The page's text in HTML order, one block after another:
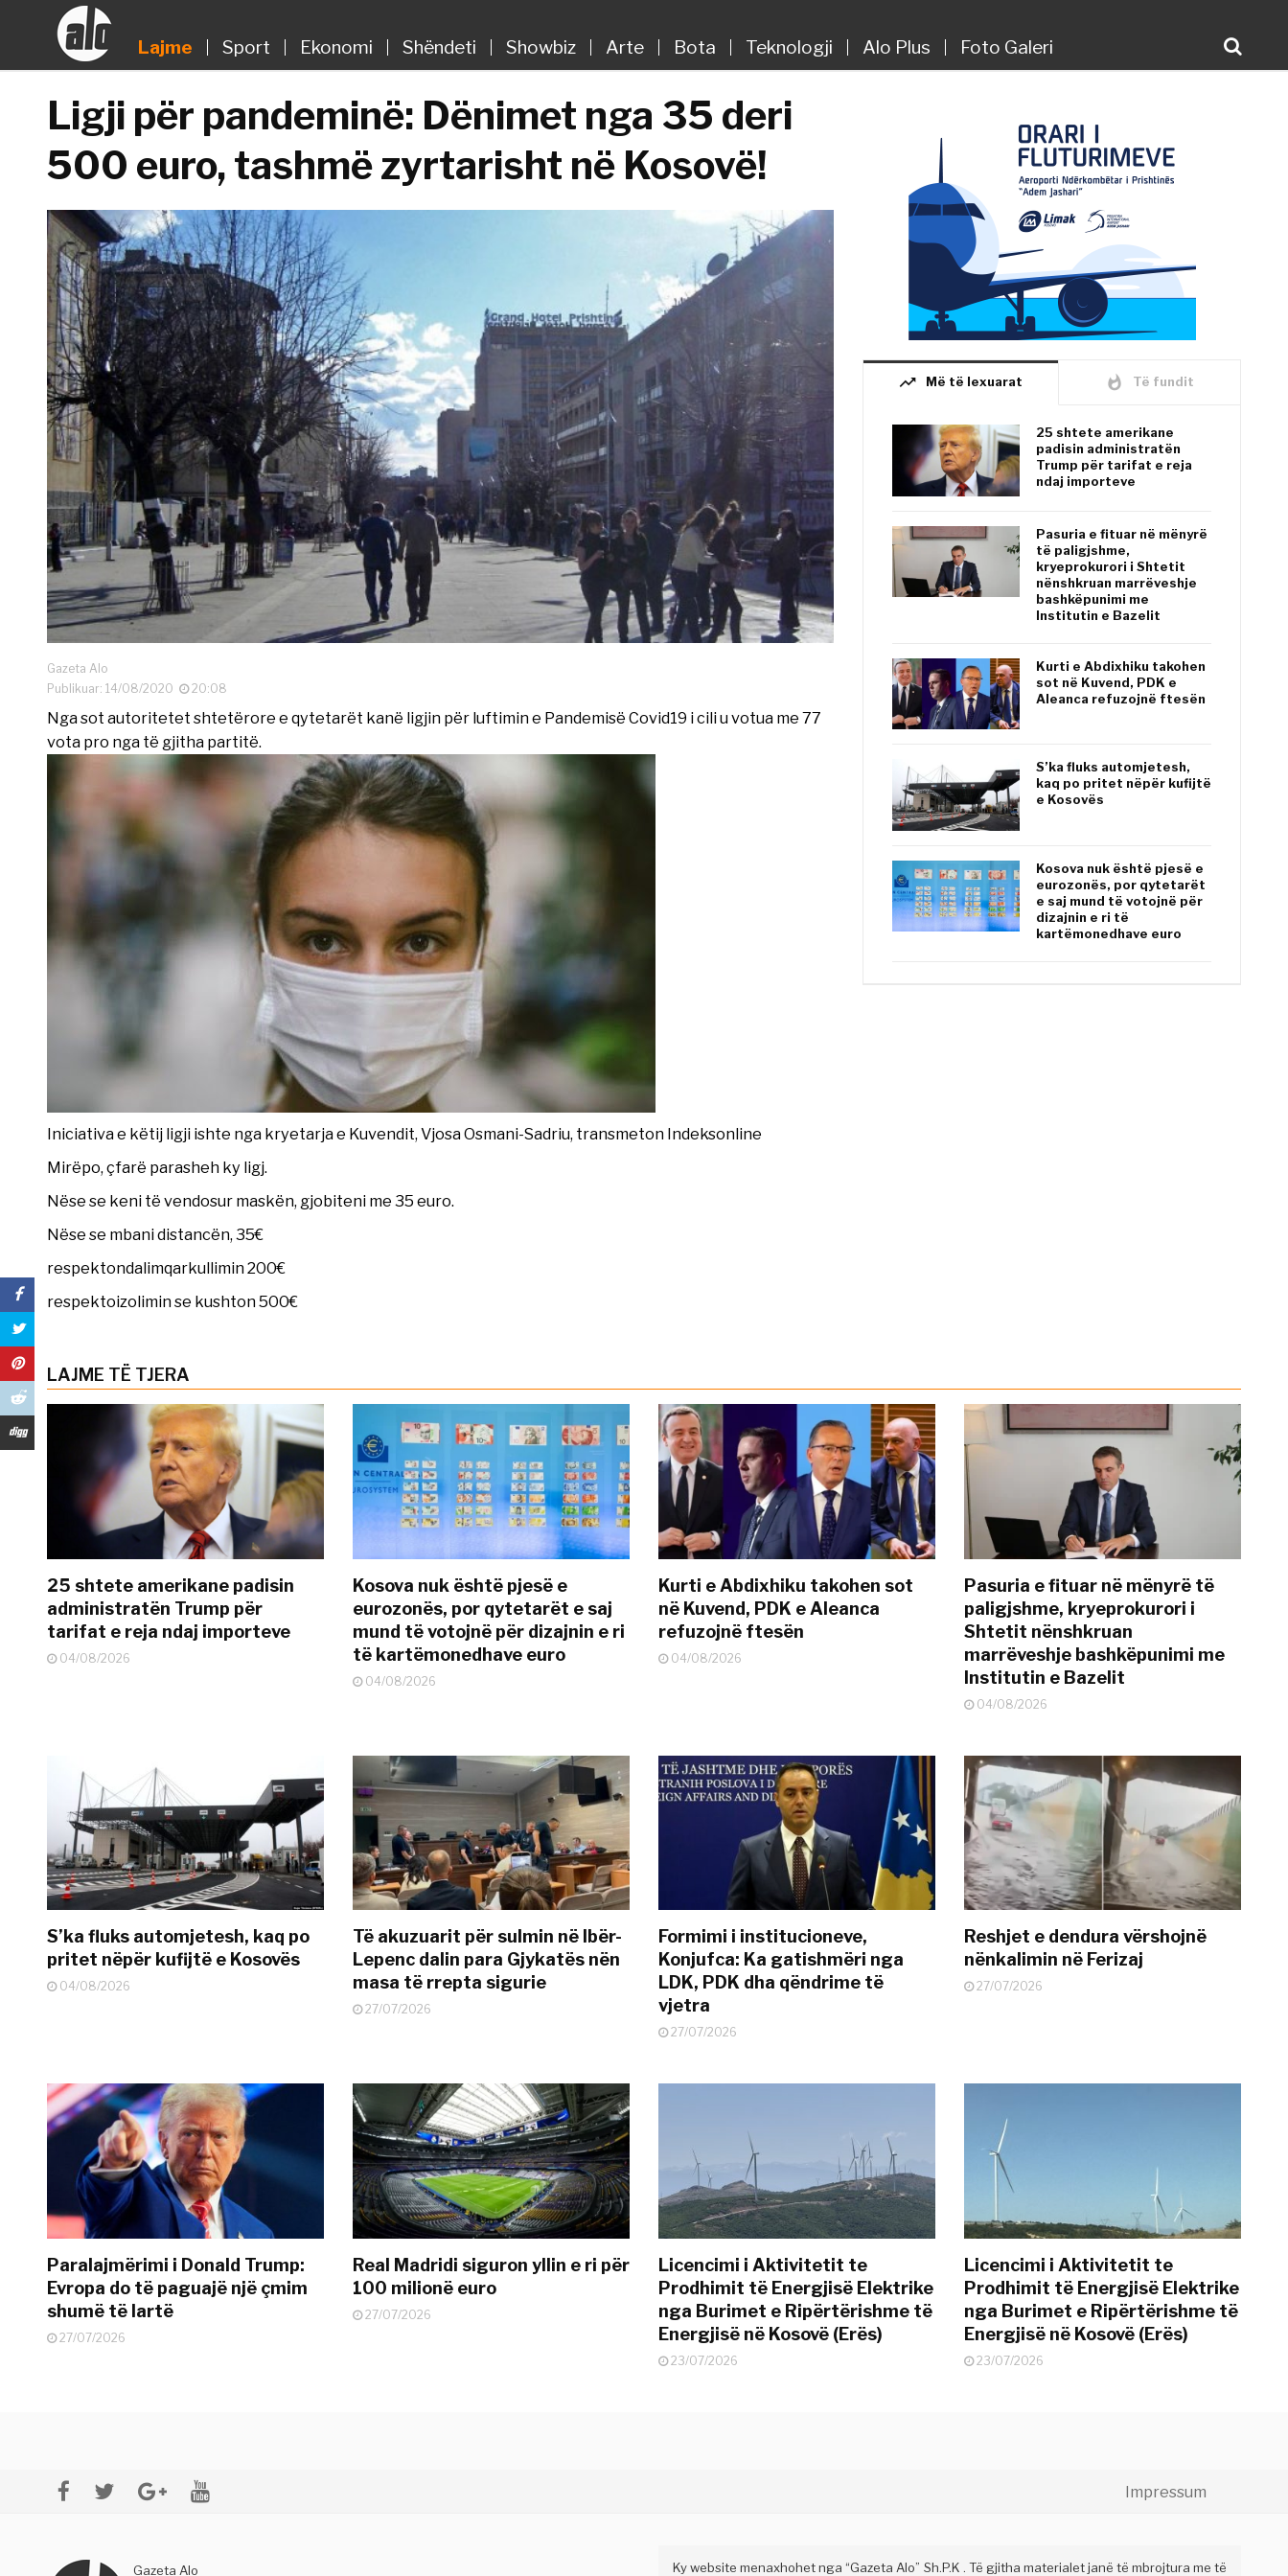
Lajme Sport Ekonomi Shëndeti Showbiz Arte Bota Teknologji Alo Plus Foto Galeri
Ligji për pandeminë: Dënimet nga 35 deri
500 euro, tashmë zyrtarisht në Kosovë!
Gazeta Alo
Publikuar: 14/08/2020
20:08
Nga sot autoritetet shtetërore e qytetarët kanë ligjin për luftimin e Pandemisë Covid19 i cili u votua me 77
vota pro nga të gjitha partitë.
Iniciativa e këtij ligji ishte nga kryetarja e Kuvendit, Vjosa Osmani-Sadriu, transmeton Indeksonline
Mirëpo, çfarë parasheh ky ligj.
Nëse se keni të vendosur maskën, gjobiteni me 35 euro.
Nëse se mbani distancën, 35€
respektondalimqarkullimin 200€
respektoizolimin se kushton 500€
trending_up Më të lexuarat whatshot Të fundit
25 shtete amerikane
padisin administratën
Trump për tarifat e reja
ndaj importeve
Pasuria e fituar në mënyrë
të paligjshme,
kryeprokurori i Shtetit
nënshkruan marrëveshje
bashkëpunimi me
Institutin e Bazelit
Kurti e Abdixhiku takohen
sot në Kuvend, PDK e
Aleanca refuzojnë ftesën
S’ka fluks automjetesh,
kaq po pritet nëpër kufijtë
e Kosovës
Kosova nuk është pjesë e
eurozonës, por qytetarët
e saj mund të votojnë për
dizajnin e ri të
kartëmonedhave euro
LAJME TË TJERA
25 shtete amerikane padisin
administratën Trump për
tarifat e reja ndaj importeve
04/08/2026
Kosova nuk është pjesë e
eurozonës, por qytetarët e saj
mund të votojnë për dizajnin e ri
të kartëmonedhave euro
04/08/2026
Kurti e Abdixhiku takohen sot
në Kuvend, PDK e Aleanca
refuzojnë ftesën
04/08/2026
Pasuria e fituar në mënyrë të
paligjshme, kryeprokurori i
Shtetit nënshkruan
marrëveshje bashkëpunimi me
Institutin e Bazelit
04/08/2026
S’ka fluks automjetesh, kaq po
pritet nëpër kufijtë e Kosovës
04/08/2026
Të akuzuarit për sulmin në Ibër-
Lepenc dalin para Gjykatës nën
masa të rrepta sigurie
27/07/2026
Formimi i institucioneve,
Konjufca: Ka gatishmëri nga
LDK, PDK dha qëndrime të
vjetra
27/07/2026
Reshjet e dendura vërshojnë
nënkalimin në Ferizaj
27/07/2026
Paralajmërimi i Donald Trump:
Evropa do të paguajë një çmim
shumë të lartë
27/07/2026
Real Madridi siguron yllin e ri për
100 milionë euro
27/07/2026
Licencimi i Aktivitetit te
Prodhimit të Energjisë Elektrike
nga Burimet e Ripërtërishme të
Energjisë në Kosovë (Erës)
23/07/2026
Licencimi i Aktivitetit te
Prodhimit të Energjisë Elektrike
nga Burimet e Ripërtërishme të
Energjisë në Kosovë (Erës)
23/07/2026
Impressum
Gazeta Alo
Ky website menaxhohet nga “Gazeta Alo” Sh.P.K . Të gjitha materialet janë të mbrojtura me të